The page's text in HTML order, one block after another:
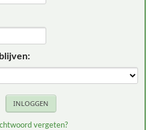
vergeten?